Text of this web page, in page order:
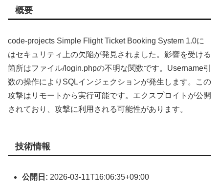
概要
code-projects Simple Flight Ticket Booking System 1.0に
はセキュリティ上の欠陥が発見されました。影響を受ける
箇所はファイル/login.phpの不明な関数です。Username引
数の操作によりSQLインジェクションが発生します。この
攻撃はリモートから実行可能です。エクスプロイトが公開
されており、攻撃に利用される可能性があります。
技術情報
公開日: 2026-03-11T16:06:35+09:00